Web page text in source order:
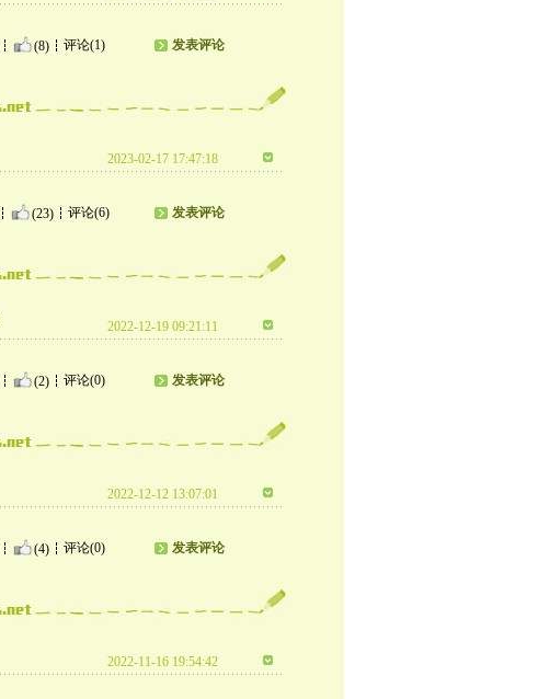
(8) 评论(1) 发表评论
2023-02-17 17:47:18
(23) 评论(6) 发表评论
2022-12-19 09:21:11
(2) 评论(0) 发表评论
2022-12-12 13:07:01
(4) 评论(0) 发表评论
2022-11-16 19:54:42